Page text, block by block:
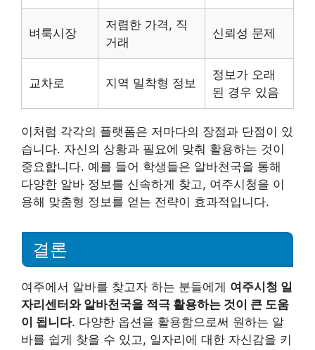
벼룩시장
저렴한 가격, 직
거래
신뢰성 문제
교차로 지역 밀착형 정보
정보가 오래
된 경우 있음
이처럼 각각의 플랫폼은 저마다의 장점과 단점이 있
습니다. 자신의 상황과 필요에 맞춰 활용하는 것이
중요합니다. 예를 들어 학생들은 알바천국을 통해
다양한 알바 정보를 신속하게 찾고, 여주시청을 이
용해 맞춤형 정보를 얻는 전략이 효과적입니다.
결론
여주에서 알바를 찾고자 하는 분들에게 여주시청 일
자리센터와 알바천국을 적극 활용하는 것이 큰 도움
이 됩니다. 다양한 옵션을 활용함으로써 원하는 알
바를 쉽게 찾을 수 있고, 일자리에 대한 자신감을 키